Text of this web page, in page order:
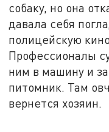
собаку, но она
давала себя
полицейскую
Профессионалы
ним в машину и
питомник. Там
вернется хозяин.